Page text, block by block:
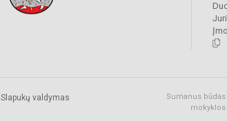
Slapukų valdymas
Sumanus